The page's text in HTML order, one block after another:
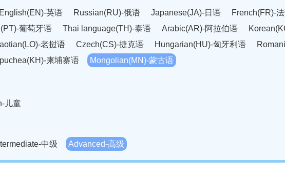
English(EN)-英语 Russian(RU)-俄语 Japanese(JA)-日语
French(FR)-
葡萄牙语 Thai language(TH)-泰语 Arabic(AR)-阿拉伯语
老挝语 Czech(CS)-捷克语 Hungarian(HU)-匈牙利语
柬埔寨语 Mongolian(MN)-蒙古语
儿童
中级 Advanced-高级